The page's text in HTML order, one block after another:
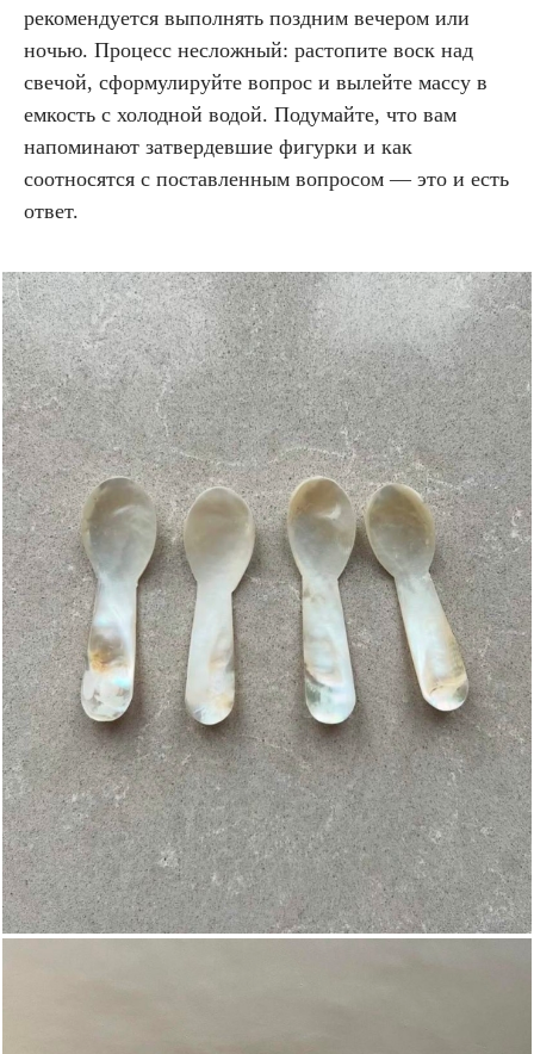
рекомендуется выполнять поздним вечером или
ночью. Процесс несложный: растопите воск над
свечой, сформулируйте вопрос и вылейте массу в
емкость с холодной водой. Подумайте, что вам
напоминают затвердевшие фигурки и как
соотносятся с поставленным вопросом — это и есть
ответ.